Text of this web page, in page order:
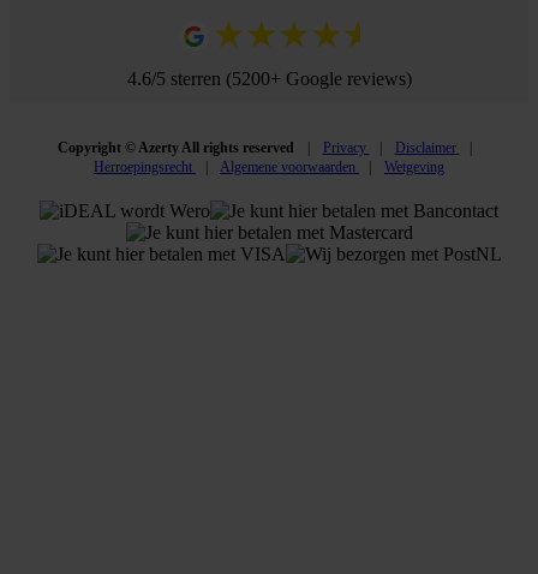
4.6/5 sterren (5200+ Google reviews)
Copyright © Azerty All rights reserved Privacy
Disclaimer
Herroepingsrecht
Algemene voorwaarden Wetgeving